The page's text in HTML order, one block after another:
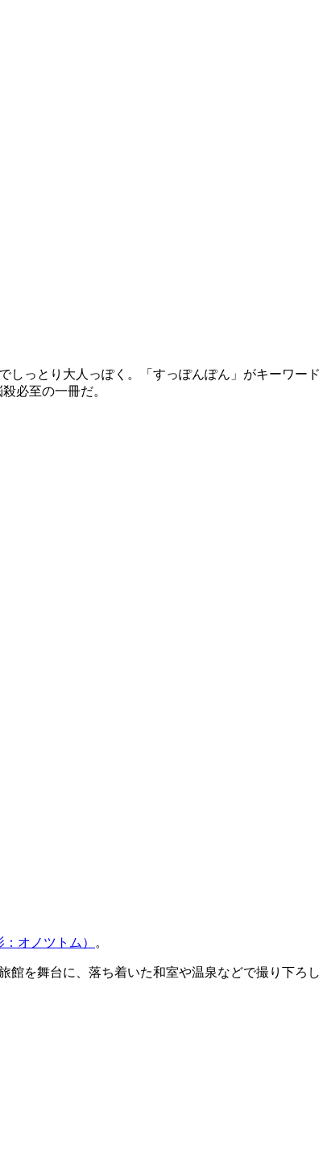
しっとり大人っぽく。「すっぽんぽん」がキーワード
必至の一冊だ。
オノツトム） 。
館を舞台に、落ち着いた和室や温泉などで撮り下ろし